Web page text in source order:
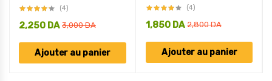
(4)
3,000DA
2,250 DA
Ajouter au panier
(4)
2,800DA
1,850 DA
Ajouter au panier